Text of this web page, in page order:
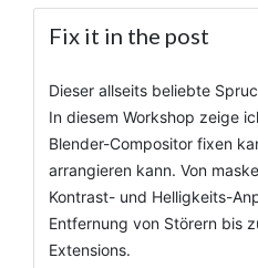
Fix it in the post
Dieser allseits beliebte
In diesem Workshop zeige
Blender-Compositor fixen
arrangieren kann. Von
Kontrast- und Helligkeits-
Entfernung von Störern bis
Extensions.